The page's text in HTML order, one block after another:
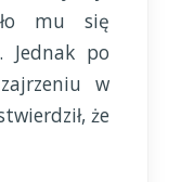
mu się
Jednak po
w
że